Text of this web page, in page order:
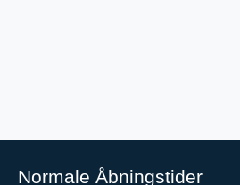
Normale Åbningstider